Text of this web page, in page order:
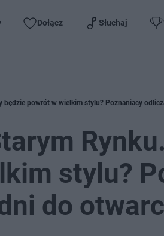
Dołącz Słuchaj
będzie powrót w wielkim stylu? Poznaniacy
stylu?
do